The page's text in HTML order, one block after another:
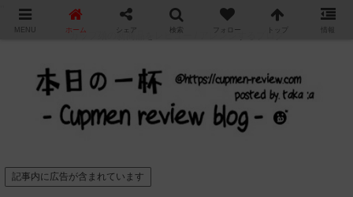
カップ麺の新商品をレビュー / アレンジするブログ
記事内に広告が含まれています
MENU ホーム シェア 検索 フォロー トップ 情報